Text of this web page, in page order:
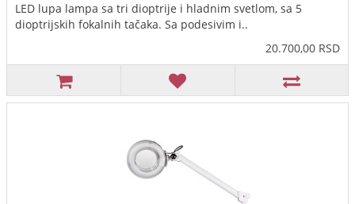
LED lupa lampa sa tri dioptrije i hladnim svetlom, sa 5
dioptrijskih fokalnih tačaka. Sa podesivim i..
20.700,00 RSD